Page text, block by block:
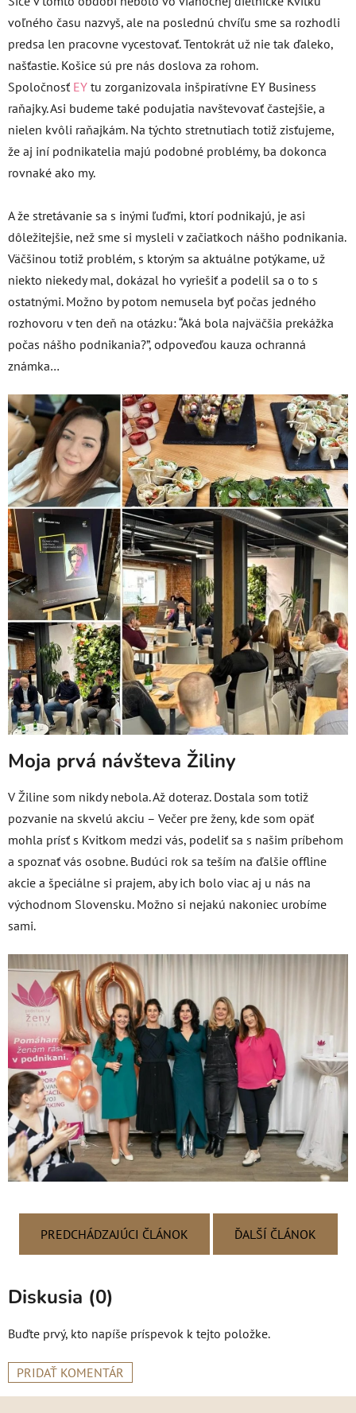
voľného času nazvyš, ale na poslednú chvíľu sme sa rozhodli
predsa len pracovne vycestovať. Tentokrát už nie tak ďaleko,
našťastie. Košice sú pre nás doslova za rohom.
Spoločnosť EY tu zorganizovala inšpiratívne EY Business
raňajky. Asi budeme také podujatia navštevovať častejšie, a
nielen kvôli raňajkám. Na týchto stretnutiach totiž zisťujeme,
že aj iní podnikatelia majú podobné problémy, ba dokonca
rovnaké ako my.
A že stretávanie sa s inými ľuďmi, ktorí podnikajú, je asi
dôležitejšie, než sme si mysleli v začiatkoch nášho podnikania.
Väčšinou totiž problém, s ktorým sa aktuálne potýkame, už
niekto niekedy mal, dokázal ho vyriešiť a podelil sa o to s
ostatnými. Možno by potom nemusela byť počas jedného
rozhovoru v ten deň na otázku: “Aká bola najväčšia prekážka
počas nášho podnikania?”, odpoveďou kauza ochranná
známka…
Moja prvá návšteva Žiliny
V Žiline som nikdy nebola. Až doteraz. Dostala som totiž
pozvanie na skvelú akciu – Večer pre ženy, kde som opäť
mohla prísť s Kvitkom medzi vás, podeliť sa s našim príbehom
a spoznať vás osobne. Budúci rok sa teším na ďalšie offline
akcie a špeciálne si prajem, aby ich bolo viac aj u nás na
východnom Slovensku. Možno si nejakú nakoniec urobíme
sami.
PREDCHÁDZAJÚCI ČLÁNOK ĎALŠÍ ČLÁNOK
Diskusia (0)
Buďte prvý, kto napíše príspevok k tejto položke.
PRIDAŤ KOMENTÁR